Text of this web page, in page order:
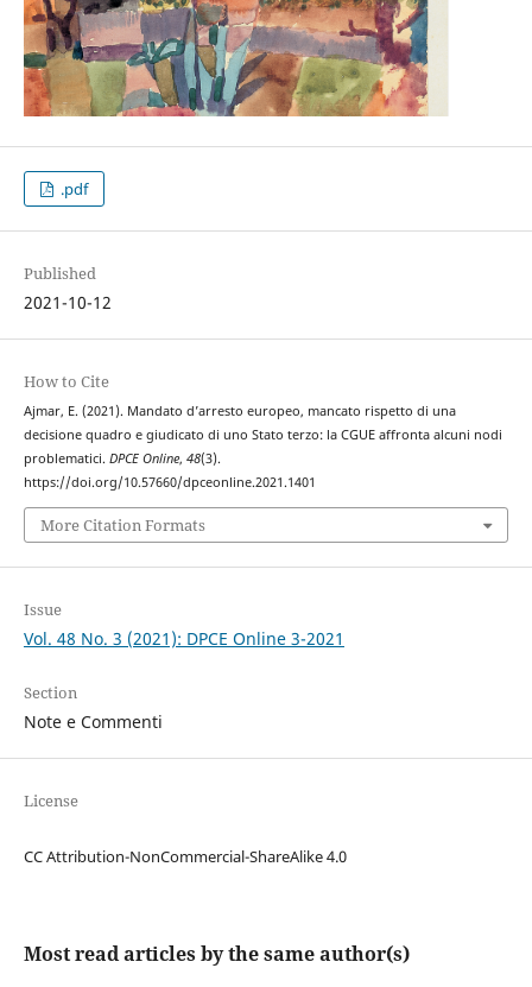
.pdf
Published
2021-10-12
How to Cite
Ajmar, E. (2021). Mandato d’arresto europeo, mancato rispetto di una
decisione quadro e giudicato di uno Stato terzo: la CGUE affronta alcuni nodi
problematici. DPCE Online, 48(3).
https://doi.org/10.57660/dpceonline.2021.1401
More Citation Formats
Issue
Vol. 48 No. 3 (2021): DPCE Online 3-2021
Section
Note e Commenti
License
CC Attribution-NonCommercial-ShareAlike 4.0
Most read articles by the same author(s)